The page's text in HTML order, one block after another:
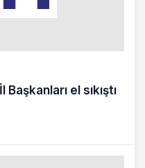
el sıkıştı